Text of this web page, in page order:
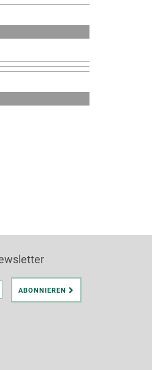
ABONNIEREN